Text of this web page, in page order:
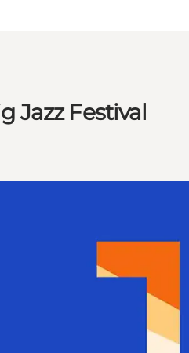
Jazz Festival